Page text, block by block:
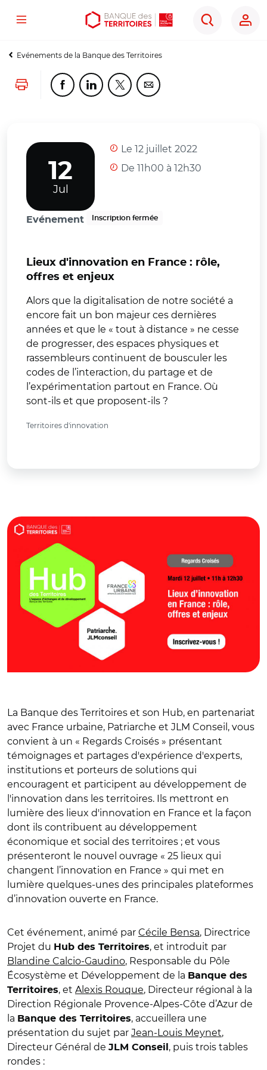
Aller
contenu
Aller
menu
Ouvrir
outils
Menu
Rechercher
Evénements de la Banque des Territoires
Lancer l'impressionPartager cette page sur Facebook
Partager cette page sur Linkedin
Partager cette page sur Twitter
Partager cette page sur
12
Jul
Le 12 juillet 2022
De 11h00 à 12h30
Evénement Inscription fermée
Lieux d'innovation en France : rôle,
offres et enjeux
Alors que la digitalisation de notre société a
encore fait un bon majeur ces dernières
années et que le « tout à distance » ne cesse
de progresser, des espaces physiques et
rassembleurs continuent de bousculer les
codes de l’interaction, du partage et de
l’expérimentation partout en France. Où
sont-ils et que proposent-ils ?
Territoires d'innovation
La Banque des Territoires et son Hub, en partenariat
avec France urbaine, Patriarche et JLM Conseil, vous
convient à un « Regards Croisés » présentant
témoignages et partages d'expérience d'experts,
institutions et porteurs de solutions qui
encouragent et participent au développement de
l'innovation dans les territoires. Ils mettront en
lumière des lieux d'innovation en France et la façon
dont ils contribuent au développement
économique et social des territoires ; et vous
présenteront le nouvel ouvrage « 25 lieux qui
changent l’innovation en France » qui met en
lumière quelques-unes des principales plateformes
d’innovation ouverte en France.
Cet événement, animé par Cécile Bensa, Directrice
Projet du Hub des Territoires, et introduit par
Blandine Calcio-Gaudino, Responsable du Pôle
Écosystème et Développement de la Banque des
Territoires, et Alexis Rouque, Directeur régional à la
Direction Régionale Provence-Alpes-Côte d’Azur de
la Banque des Territoires, accueillera une
présentation du sujet par Jean-Louis Meynet,
Directeur Général de JLM Conseil , puis trois tables
rondes :